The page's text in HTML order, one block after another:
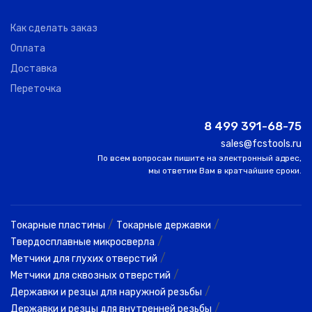
Как сделать заказ
Оплата
Доставка
Переточка
8 499 391-68-75
sales@fcstools.ru
По всем вопросам пишите на электронный адрес,
мы ответим Вам в кратчайшие сроки.
Токарные пластины / Токарные державки /
Твердосплавные микросверла /
Метчики для глухих отверстий /
Метчики для сквозных отверстий /
Державки и резцы для наружной резьбы /
Державки и резцы для внутренней резьбы /